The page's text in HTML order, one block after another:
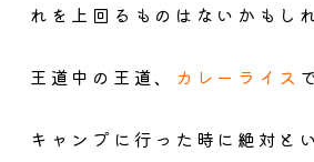
れを上回るものはないかもし
王道中の王道、 カレーライス
キャンプに行った時に絶対と